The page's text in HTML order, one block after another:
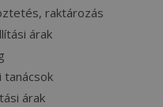
raktározás
árak
tanácsok
árak